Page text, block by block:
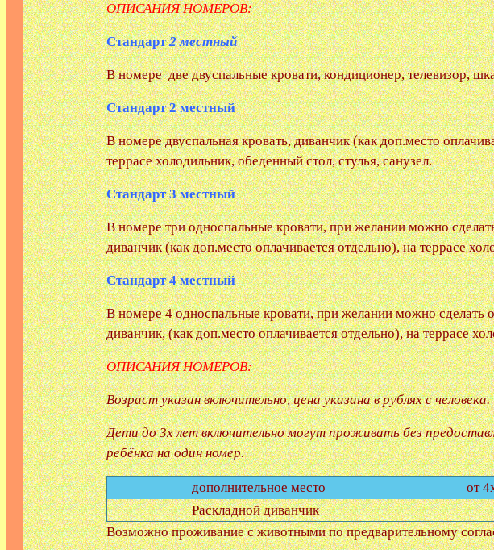
ОПИСАНИЯ НОМЕРОВ:
Стандарт2 местный
В номере две двуспальные кровати, кондиционер, телевизор,
Стандарт 2 местный
В номере двуспальная кровать, диванчик (как доп.место
террасе холодильник, обеденный стол, стулья, санузел.
Стандарт 3 местный
В номере три односпальные кровати, при желании можно
диванчик (как доп.место оплачивается отдельно), на террасе
Стандарт 4 местный
В номере 4 односпальные кровати, при желании можно сделать
диванчик, (как доп.место оплачивается отдельно), на террасе
ОПИСАНИЯ НОМЕРОВ:
Возраст указан включительно, цена указана в рублях с человека.
Дети до 3х лет включительно могут проживать без
ребёнка на один номер.
дополнительное место
от 4х
Раскладной диванчик
Возможно проживание с животными по предварительному